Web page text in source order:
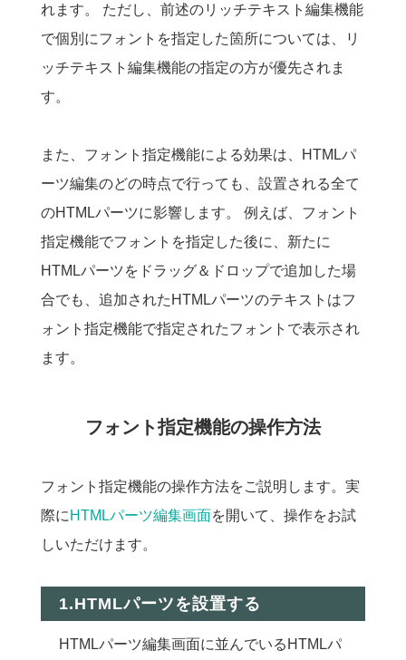
れます。 ただし、前述のリッチテキスト編集機能
で個別にフォントを指定した箇所については、リ
ッチテキスト編集機能の指定の方が優先されま
す。
また、フォント指定機能による効果は、HTMLパ
ーツ編集のどの時点で行っても、設置される全て
のHTMLパーツに影響します。 例えば、フォント
指定機能でフォントを指定した後に、新たに
HTMLパーツをドラッグ＆ドロップで追加した場
合でも、追加されたHTMLパーツのテキストはフ
ォント指定機能で指定されたフォントで表示され
ます。
フォント指定機能の操作方法
フォント指定機能の操作方法をご説明します。実
際に HTMLパーツ編集画面を開いて、操作をお試
しいただけます。
1.HTMLパーツを設置する
HTMLパーツ編集画面に並んでいるHTMLパ